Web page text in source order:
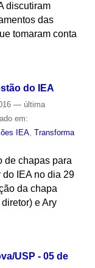
discutiram
das
tomaram conta
do IEA
— última
em:
IEA, Transforma
de chapas para
IEA no dia 29
da chapa
e Ary
USP - 05 de